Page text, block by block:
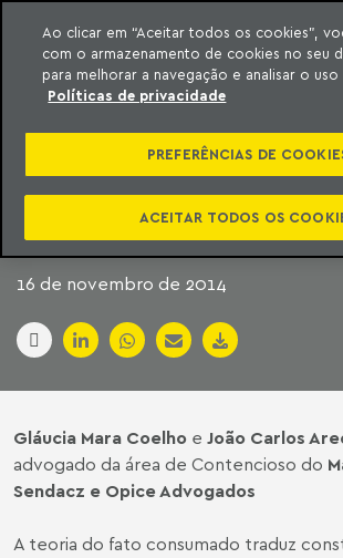
o conteúdo
Machado Meyer
FATO
NO DIREITO
EMPRESARIAL
16 de novembro de 2014
Gláucia Mara Coelho e João Carlos
advogado da área de Contencioso do
Sendacz e Opice Advogados
A teoria do fato consumado traduz
Ao clicar em “Aceitar todos os cookies”,
com o armazenamento de cookies no seu
para melhorar a navegação e analisar o
Políticas de privacidade
PREFERÊNCIAS DE
ACEITAR TODOS OS